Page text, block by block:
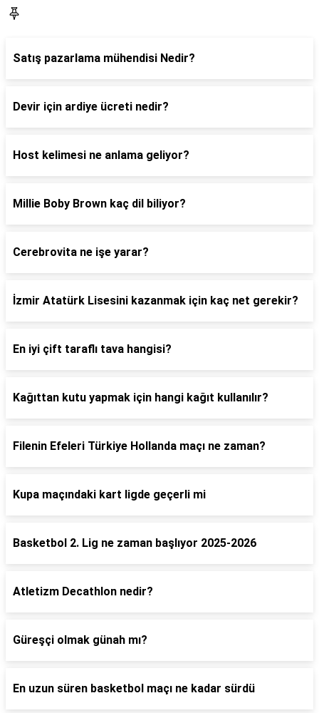
Satış pazarlama mühendisi Nedir?
Devir için ardiye ücreti nedir?
Host kelimesi ne anlama geliyor?
Millie Boby Brown kaç dil biliyor?
Cerebrovita ne işe yarar?
İzmir Atatürk Lisesini kazanmak için kaç net gerekir?
En iyi çift taraflı tava hangisi?
Kağıttan kutu yapmak için hangi kağıt kullanılır?
Filenin Efeleri Türkiye Hollanda maçı ne zaman?
Kupa maçındaki kart ligde geçerli mi
Basketbol 2. Lig ne zaman başlıyor 2025-2026
Atletizm Decathlon nedir?
Güreşçi olmak günah mı?
En uzun süren basketbol maçı ne kadar sürdü